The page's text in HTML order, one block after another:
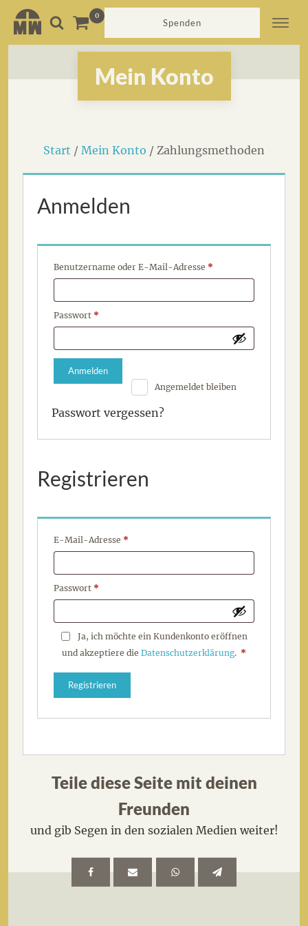
Spenden
Mein Konto
Start / Mein Konto / Zahlungsmethoden
Anmelden
Benutzername oder E-Mail-Adresse *
Passwort *
Angemeldet bleiben
Anmelden
Passwort vergessen?
Registrieren
E-Mail-Adresse *
Passwort *
Ja, ich möchte ein Kundenkonto eröffnen
und akzeptiere die Datenschutzerklärung. *
Registrieren
Teile diese Seite mit deinen
Freunden
und gib Segen in den sozialen Medien weiter!